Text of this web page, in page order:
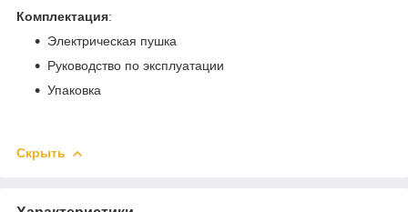
Комплектация:
Электрическая пушка
Руководство по эксплуатации
Упаковка
Скрыть